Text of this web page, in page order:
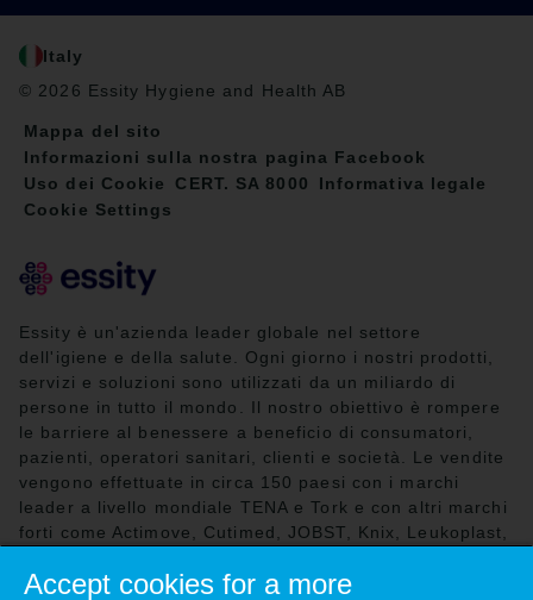
Italy
© 2026 Essity Hygiene and Health AB
Mappa del sito
Informazioni sulla nostra pagina Facebook
Uso dei Cookie
CERT. SA 8000
Informativa legale
Cookie Settings
Essity è un'azienda leader globale nel settore
dell'igiene e della salute. Ogni giorno i nostri prodotti,
servizi e soluzioni sono utilizzati da un miliardo di
persone in tutto il mondo. Il nostro obiettivo è rompere
le barriere al benessere a beneficio di consumatori,
pazienti, operatori sanitari, clienti e società. Le vendite
vengono effettuate in circa 150 paesi con i marchi
leader a livello mondiale TENA e Tork e con altri marchi
forti come Actimove, Cutimed, JOBST, Knix, Leukoplast,
Tempo, TOM Organic e Zewa. Nel 2024 Essity ha
Accept cookies for a more